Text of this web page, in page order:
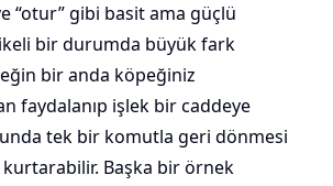
“otur” gibi basit ama güçlü
bir durumda büyük fark
bir anda köpeğiniz
faydalanıp işlek bir caddeye
tek bir komutla geri dönmesi
kurtarabilir. Başka bir örnek